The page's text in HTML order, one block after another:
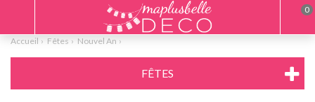
Accueil Fêtes Nouvel An
FÊTES
0